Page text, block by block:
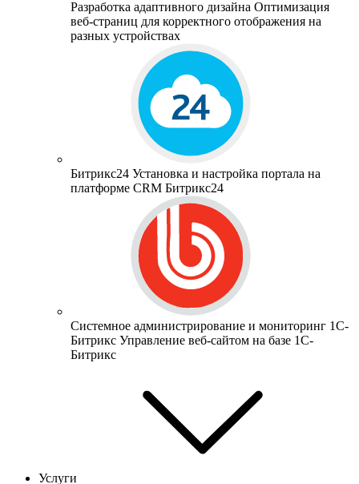
Разработка адаптивного дизайна Оптимизация
веб-страниц для корректного отображения на
разных устройствах
Битрикс24 Установка и настройка портала на
платформе CRM Битрикс24
Системное администрирование и мониторинг 1С-
Битрикс Управление веб-сайтом на базе 1С-
Битрикс
Услуги